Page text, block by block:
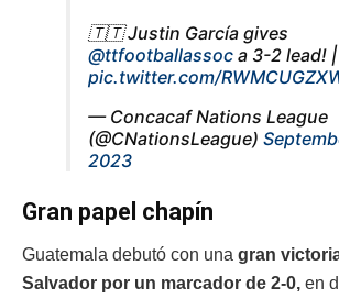
🇹🇹 Justin García gives
@ttfootballassoc a 3-2 lead! |
pic.twitter.com/
— Concacaf Nations League
(@CNationsLeague)
2023
Gran papel chapín
Guatemala debutó con una gran
Salvador por un marcador de 2-0, en